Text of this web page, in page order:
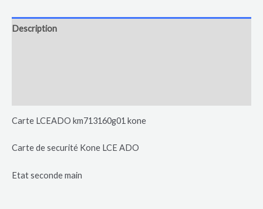
Description
Carte LCEADO km713160g01 kone
Carte de securité Kone LCE ADO
Etat seconde main